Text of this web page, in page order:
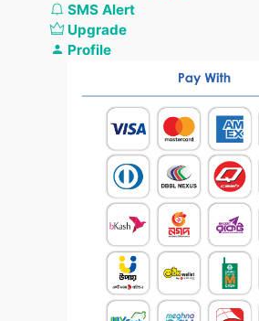
SMS Alert
Upgrade
Profile